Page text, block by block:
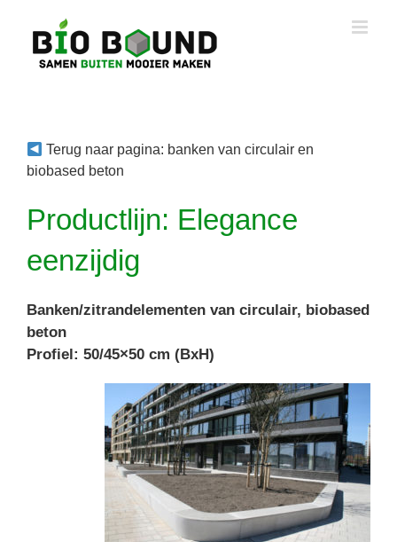
inhoud
Terug naar pagina: banken van circulair en
biobased beton
Productlijn: Elegance
eenzijdig
Banken/zitrandelementen van circulair, biobased
beton
Profiel: 50/45×50 cm (BxH)